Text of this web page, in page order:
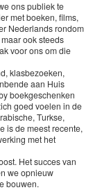
ons publiek te
met boeken, films,
Nederlands rondom
ook steeds
voor ons om die
klasbezoeken,
aan Huis
boekgeschenken
goed voelen in de
Turkse,
is de meest recente,
met het
Het succes van
we opnieuw
bouwen.